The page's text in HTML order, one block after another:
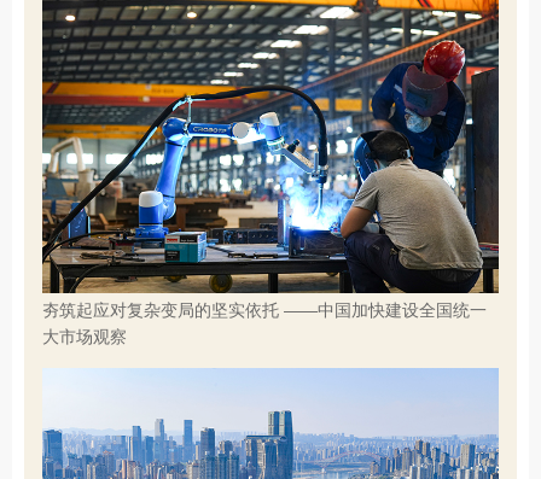
夯筑起应对复杂变局的坚实依托 ——中国加快建设全国统一
大市场观察